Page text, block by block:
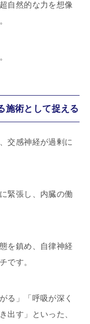
自然的な力を想像
施術として捉える
交感神経が過剰に
緊張し、内臓の働
を鎮め、自律神経
です。
る」「呼吸が深く
出す」といった、